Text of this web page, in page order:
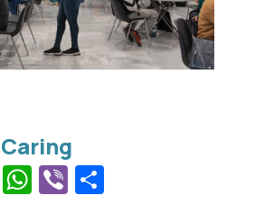
WhatsApp
Viber